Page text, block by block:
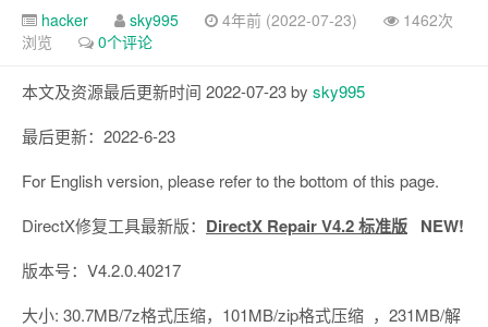
hacker sky995 4年前 (2022-07-23)
1462次
浏览
0个评论
本文及资源最后更新时间 2022-07-23 by sky995
最后更新：2022-6-23
For English version, please refer to the bottom of this page.
DirectX修复工具最新版： DirectX Repair V4.2 标准版 NEW!
版本号：V4.2.0.40217
大小: 30.7MB/7z格式压缩，101MB/zip格式压缩 ，231MB/解